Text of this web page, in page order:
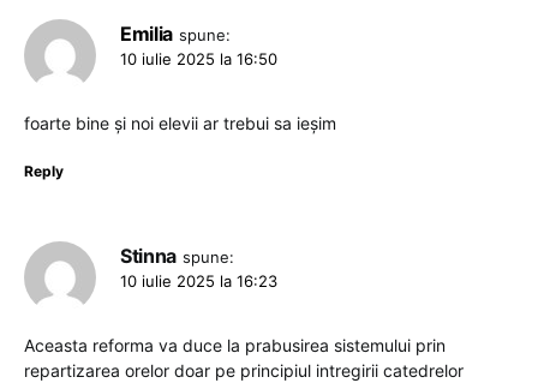
Emilia spune:
10 iulie 2025 la 16:50
foarte bine și noi elevii ar trebui sa ieșim
Reply
Stinna spune:
10 iulie 2025 la 16:23
Aceasta reforma va duce la prabusirea sistemului prin
repartizarea orelor doar pe principiul intregirii catedrelor